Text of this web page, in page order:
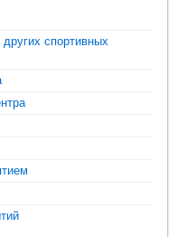
спортивных